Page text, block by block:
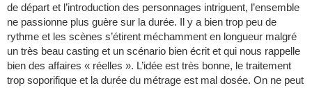
de départ et l’introduction des personnages intriguent, l’ensemble
ne passionne plus guère sur la durée. Il y a bien trop peu de
rythme et les scènes s’étirent méchamment en longueur malgré
un très beau casting et un scénario bien écrit et qui nous rappelle
bien des affaires « réelles ». L’idée est très bonne, le traitement
trop soporifique et la durée du métrage est mal dosée. On ne peut